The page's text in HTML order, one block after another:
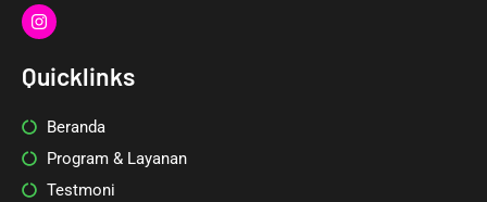
I
n
s
a
m
Quicklinks
Beranda
Program & Layanan
Testmoni